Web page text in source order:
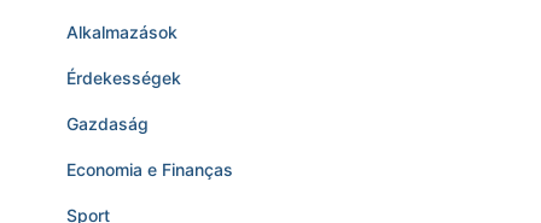
Alkalmazások
Érdekességek
Gazdaság
Economia e Finanças
Sport